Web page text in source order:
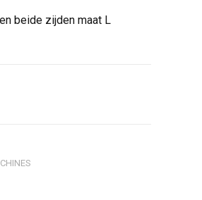
beide zijden maat L